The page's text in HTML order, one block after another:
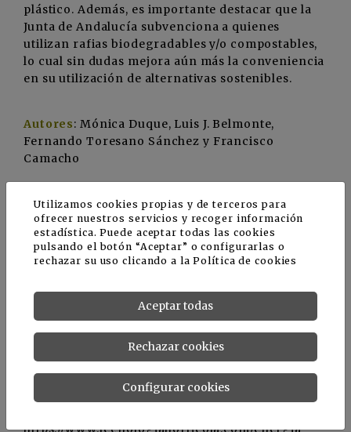
plástico. Además, es importante destacar que la
Junta de Andalucía subvenciona a quienes
utilizan rafias biodegradables y/o compostables,
lo cual sin dudas mejora aún más la conveniencia
en su utilización de alternativas sostenibles.
Autores: Mónica Duque, Luis J. Belmonte,
Fernando Toresano Sánchez y Francisco
Camacho
Fuente
mdpi.com - Biodegradable Raffia as a Sustainable
Management of Agricultural Waste Biomass
Noticias relacionadas
https://www.tecnologiahorticola.com/energia-
Utilizamos cookies propias y de terceros para
ofrecer nuestros servicios y recoger información
estadística. Puede aceptar todas las cookies
pulsando el botón “Aceptar” o configurarlas o
rechazar su uso clicando a laPolítica de cookies
Aceptar todas
Rechazar cookies
Configurar cookies